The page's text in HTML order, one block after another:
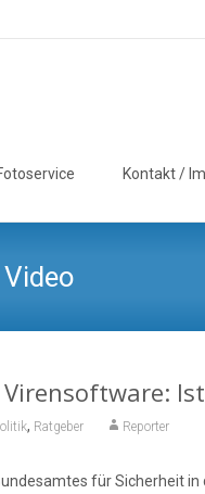
Kontakt /
, Ratgeber Reporter
für Sicherheit